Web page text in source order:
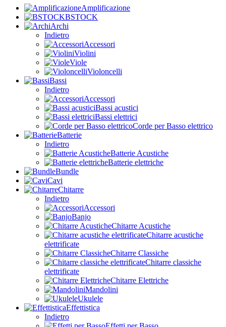
Amplificazione
BSTOCK
Archi
Indietro
Accessori
Violini
Viole
Violoncelli
Bassi
Indietro
Accessori
Bassi acustici
Bassi elettrici
Corde per Basso elettrico
Batterie
Indietro
Batterie Acustiche
Batterie elettriche
Bundle
Cavi
Chitarre
Indietro
Accessori
Banjo
Chitarre Acustiche
Chitarre acustiche
elettrificate
Chitarre Classiche
Chitarre classiche
elettrificate
Chitarre Elettriche
Mandolini
Ukulele
Effettistica
Indietro